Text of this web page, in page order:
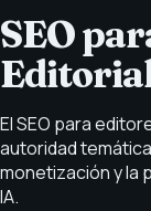
SEO
El SEO para
autoridad
monetización y la
IA.